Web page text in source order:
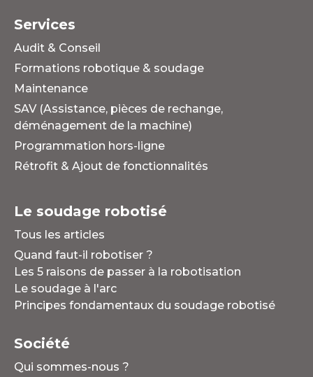
Services
Audit & Conseil
Formations robotique & soudage
Maintenance
SAV (Assistance, pièces de rechange,
déménagement de la machine)
Programmation hors-ligne
Rétrofit & Ajout de fonctionnalités
Le soudage robotisé
Tous les articles
Quand faut-il robotiser ?
Les 5 raisons de passer à la robotisation
Le soudage à l'arc
Principes fondamentaux du soudage robotisé
Société
Qui sommes-nous ?